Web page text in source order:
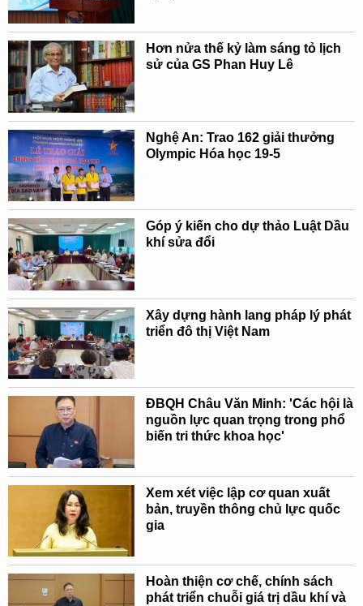
Hơn nửa thế kỷ làm sáng tỏ lịch
sử của GS Phan Huy Lê
Nghệ An: Trao 162 giải thưởng
Olympic Hóa học 19-5
Góp ý kiến cho dự thảo Luật Dầu
khí sửa đổi
Xây dựng hành lang pháp lý phát
triển đô thị Việt Nam
ĐBQH Châu Văn Minh: 'Các hội là
nguồn lực quan trọng trong phổ
biến tri thức khoa học'
Xem xét việc lập cơ quan xuất
bản, truyền thông chủ lực quốc
gia
Hoàn thiện cơ chế, chính sách
phát triển chuỗi giá trị dầu khí và